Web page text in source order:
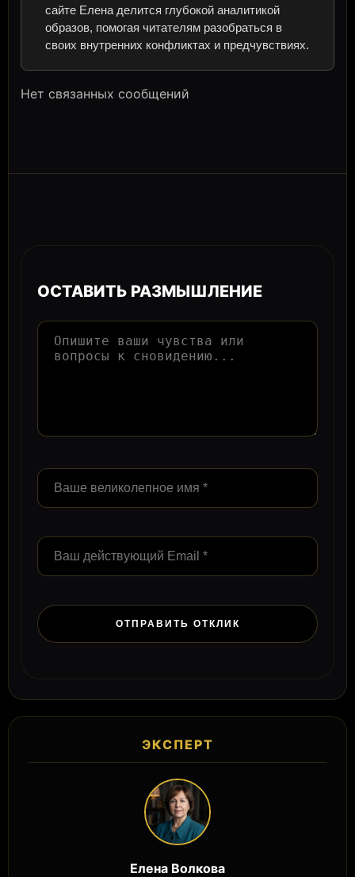
сайте Елена делится глубокой аналитикой
образов, помогая читателям разобраться в
своих внутренних конфликтах и предчувствиях.
Нет связанных сообщений
ОСТАВИТЬ РАЗМЫШЛЕНИЕ
ЭКСПЕРТ
Елена Волкова